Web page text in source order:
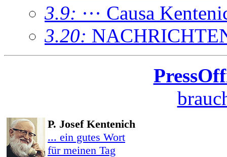
3.9: ··· Causa
3.20:
P. Josef Kentenich
... ein gutes Wort
für meinen Tag